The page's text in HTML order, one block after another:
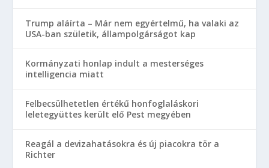
Trump aláírta – Már nem egyértelmű, ha valaki az
USA-ban születik, állampolgárságot kap
Kormányzati honlap indult a mesterséges
intelligencia miatt
Felbecsülhetetlen értékű honfoglaláskori
leletegyüttes került elő Pest megyében
Reagál a devizahatásokra és új piacokra tör a
Richter